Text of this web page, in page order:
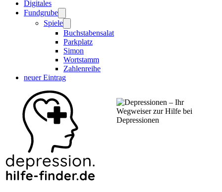
Digitales
Fundgrube
Spiele
Buchstabensalat
Parkplatz
Simon
Wortstamm
Zahlenreihe
neuer Eintrag